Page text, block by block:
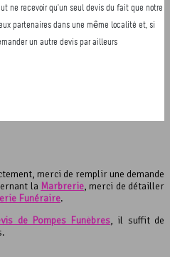
merci de remplir une demande
la Marbrerie, merci de détailler
Funéraire.
de Pompes Funèbres, il suffit de